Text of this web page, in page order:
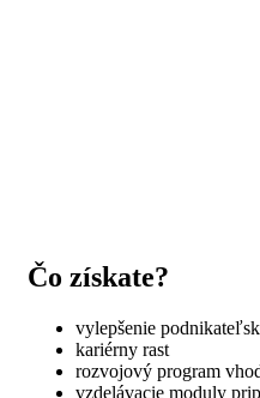
Čo získate?
vylepšenie
kariérny rast
rozvojový program
vzdelávacie moduly